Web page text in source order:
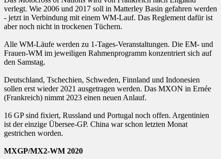
verlegt. Wie 2006 und 2017 soll in Matterley Basin gefahren werden
- jetzt in Verbindung mit einem WM-Lauf. Das Reglement dafür ist
aber noch nicht in trockenen Tüchern.
Alle WM-Läufe werden zu 1-Tages-Veranstaltungen. Die EM- und
Frauen-WM im jeweiligen Rahmenprogramm konzentriert sich auf
den Samstag.
Deutschland, Tschechien, Schweden, Finnland und Indonesien
sollen erst wieder 2021 ausgetragen werden. Das MXON in Ernée
(Frankreich) nimmt 2023 einen neuen Anlauf.
16 GP sind fixiert, Russland und Portugal noch offen. Argentinien
ist der einzige Übersee-GP. China war schon letzten Monat
gestrichen worden.
MXGP/MX2-WM 2020